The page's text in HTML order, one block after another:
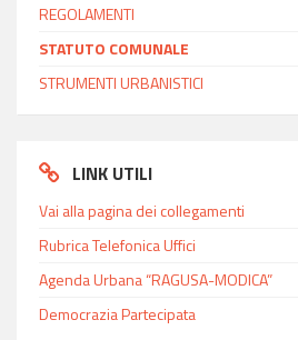
REGOLAMENTI
STATUTO COMUNALE
STRUMENTI URBANISTICI
LINK UTILI
Vai alla pagina dei collegamenti
Rubrica Telefonica Uffici
Agenda Urbana “RAGUSA-MODICA”
Democrazia Partecipata